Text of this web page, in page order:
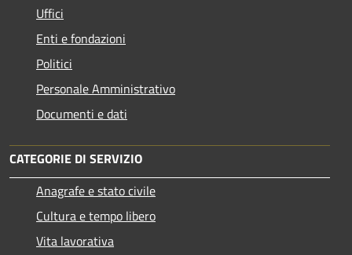
Uffici
Enti e fondazioni
Politici
Personale Amministrativo
Documenti e dati
CATEGORIE DI SERVIZIO
Anagrafe e stato civile
Cultura e tempo libero
Vita lavorativa